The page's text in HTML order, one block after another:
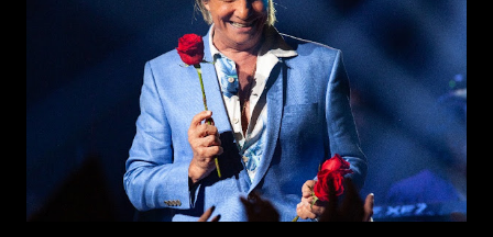
um novo capítulo na carreira do artista e, agora, ganha os
palcos por meio da EVOM Tour, que fez sua estreia
recentemente em São Paulo. Com realização da 30e ,
Supernova Ent e Prime , a escala em Curitiba aco...